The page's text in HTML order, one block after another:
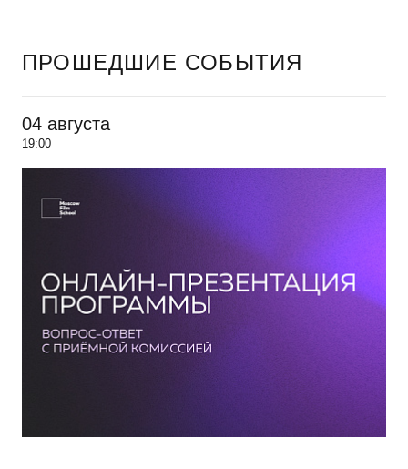
ПРОШЕДШИЕ СОБЫТИЯ
04 августа
19:00